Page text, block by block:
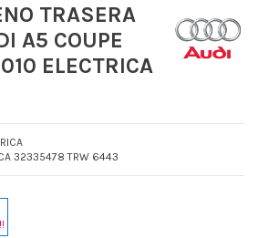
TRASERA
A5 COUPE
ELECTRICA
32335478 TRW 6443